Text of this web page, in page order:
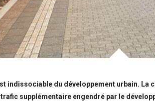
indissociable du développement urbain. La
trafic supplémentaire engendré par le